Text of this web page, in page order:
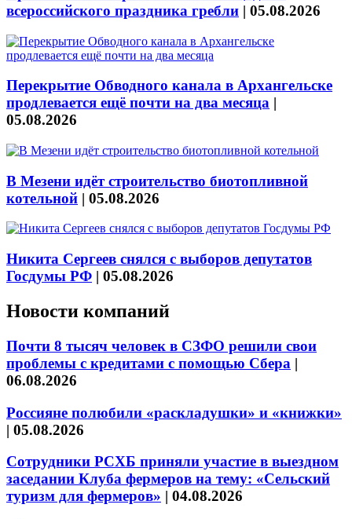
всероссийского праздника гребли | 05.08.2026
Перекрытие Обводного канала в Архангельске
продлевается ещё почти на два месяца |
05.08.2026
В Мезени идёт строительство биотопливной
котельной | 05.08.2026
Никита Сергеев снялся с выборов депутатов
Госдумы РФ | 05.08.2026
Новости компаний
Почти 8 тысяч человек в СЗФО решили свои
проблемы с кредитами с помощью Сбера |
06.08.2026
Россияне полюбили «раскладушки» и «книжки»
| 05.08.2026
Сотрудники РСХБ приняли участие в выездном
заседании Клуба фермеров на тему: «Сельский
туризм для фермеров» | 04.08.2026